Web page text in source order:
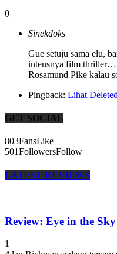
0
Sinekdoks
Gue setuju sama elu,
intensnya film thriller…
Rosamund Pike kalau
Pingback: Lihat
GET SOCIAL
803FansLike
501FollowersFollow
LATEST REVIEWS
Review: Eye in the
1